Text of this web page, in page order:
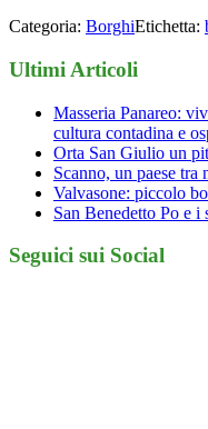
Categoria: BorghiEtichetta:
Ultimi Articoli
Masseria Panareo:
cultura contadina e
Orta San Giulio un
Scanno, un paese tra
Valvasone: piccolo
San Benedetto Po e i
Seguici sui Social